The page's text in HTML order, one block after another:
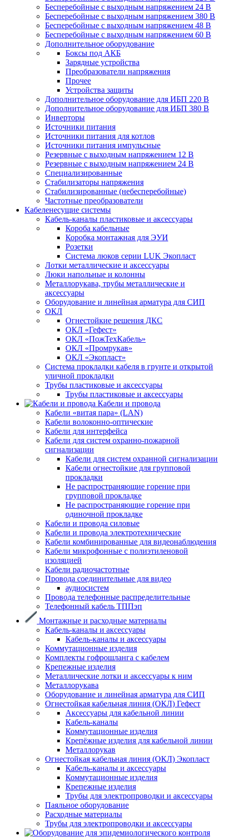
Бесперебойные с выходным напряжением 24 В
Бесперебойные с выходным напряжением 380 В
Бесперебойные с выходным напряжением 48 В
Бесперебойные с выходным напряжением 60 В
Дополнительное оборудование
Боксы под АКБ
Зарядные устройства
Преобразователи напряжения
Прочее
Устройства защиты
Дополнительное оборудование для ИБП 220 В
Дополнительное оборудование для ИБП 380 В
Инверторы
Источники питания
Источники питания для котлов
Источники питания импульсные
Резервные с выходным напряжением 12 В
Резервные с выходным напряжением 24 В
Специализированные
Стабилизаторы напряжения
Стабилизированные (небесперебойные)
Частотные преобразователи
Кабеленесущие системы
Кабель-каналы пластиковые и аксессуары
Короба кабельные
Коробка монтажная для ЭУИ
Розетки
Система люков серии LUK Экопласт
Лотки металлические и аксессуары
Люки напольные и колонны
Металлорукава, трубы металлические и
аксессуары
Оборудование и линейная арматура для СИП
ОКЛ
Огнестойкие решения ДКС
ОКЛ «Гефест»
ОКЛ «ПожТехКабель»
ОКЛ «Промрукав»
ОКЛ «Экопласт»
Система прокладки кабеля в грунте и открытой
уличной прокладки
Трубы пластиковые и аксессуары
Трубы пластиковые и аксессуары
Кабели и провода
Кабели «витая пара» (LAN)
Кабели волоконно-оптические
Кабели для интерфейса
Кабели для систем охранно-пожарной
сигнализации
Кабели для систем охранной сигнализации
Кабели огнестойкие для групповой
прокладки
Не распространяющие горение при
групповой прокладке
Не распространяющие горение при
одиночной прокладке
Кабели и провода силовые
Кабели и провода электротехнические
Кабели комбинированные для видеонаблюдения
Кабели микрофонные с полиэтиленовой
изоляцией
Кабели радиочастотные
Провода соединительные для видео
аудиосистем
Провода телефонные распределительные
Телефонный кабель ТППэп
Монтажные и расходные материалы
Кабель-каналы и аксессуары
Кабель-каналы и аксессуары
Коммутационные изделия
Комплекты гофрошланга с кабелем
Крепежные изделия
Металлические лотки и аксессуары к ним
Металлорукава
Оборудование и линейная арматура для СИП
Огнестойкая кабельная линия (ОКЛ) Гефест
Аксессуары для кабельной линии
Кабель-каналы
Коммутационные изделия
Крепёжные изделия для кабельной линии
Металлорукав
Огнестойкая кабельная линия (ОКЛ) Экопласт
Кабель-каналы и аксессуары
Коммутационные изделия
Крепежные изделия
Трубы для электропроводки и аксессуары
Паяльное оборудование
Расходные материалы
Трубы для электропроводки и аксессуары